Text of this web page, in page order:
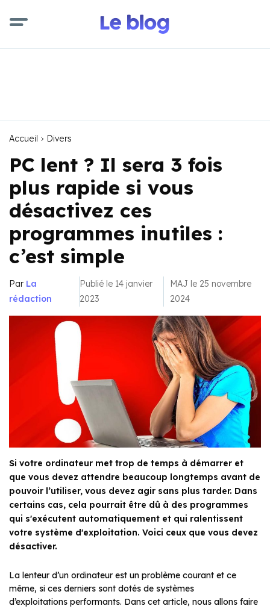
Accueil Divers
PC lent ? Il sera 3 fois
plus rapide si vous
désactivez ces
programmes inutiles :
c’est simple
Par La
rédaction
Publié le 14 janvier
2023
MAJ le 25 novembre
2024
Si votre ordinateur met trop de temps à démarrer et
que vous devez attendre beaucoup longtemps avant de
pouvoir l’utiliser, vous devez agir sans plus tarder. Dans
certains cas, cela pourrait être dû à des programmes
qui s'exécutent automatiquement et qui ralentissent
votre système d'exploitation. Voici ceux que vous devez
désactiver.
La lenteur d’un ordinateur est un problème courant et ce
même, si ces derniers sont dotés de systèmes
d’exploitations performants. Dans cet article, nous allons faire